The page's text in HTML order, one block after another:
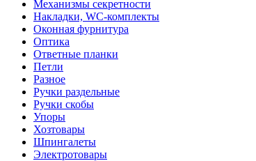
Механизмы секретности
Накладки, WC-комплекты
Оконная фурнитура
Оптика
Ответные планки
Петли
Разное
Ручки раздельные
Ручки скобы
Упоры
Хозтовары
Шпингалеты
Электротовары